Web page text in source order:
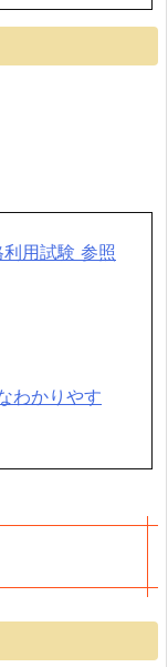
用試験 参照
わかりやす